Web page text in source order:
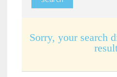
Sorry, your search